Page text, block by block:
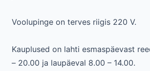
Voolupinge on terves riigis 220 V.
Kauplused on lahti esmaspäevast
– 20.00 ja laupäeval 8.00 – 14.00.